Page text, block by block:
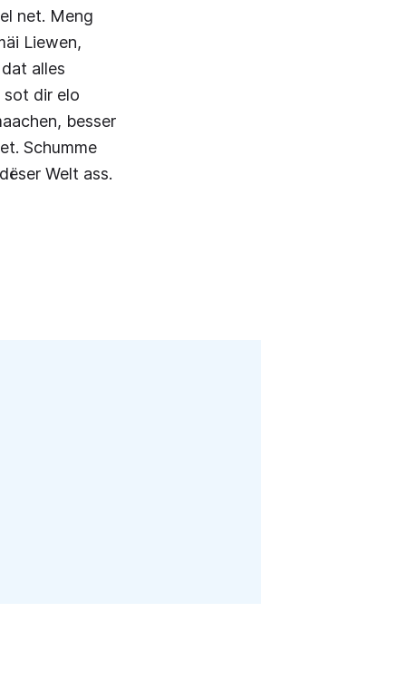
net. Meng
Liewen,
alles
sot dir elo
besser
Schumme
Welt ass.